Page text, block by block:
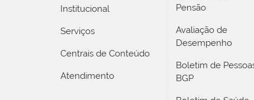
Institucional
Serviços
Centrais de Conteúdo
Atendimento
Pensão
Avaliação de
Desempenho
Boletim de
BGP